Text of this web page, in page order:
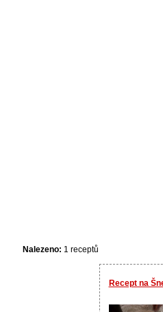
Nalezeno: 1 receptů
Recept na